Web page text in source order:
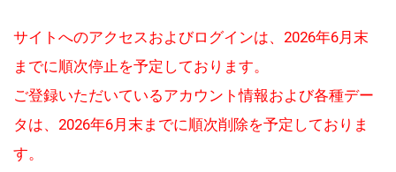
サイトへのアクセスおよびログインは、2026年6月末
までに順次停止を予定しております。
ご登録いただいているアカウント情報および各種デー
タは、2026年6月末までに順次削除を予定しておりま
す。